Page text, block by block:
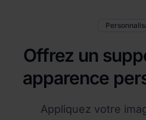
Offrez un
apparence
Appliquez votre